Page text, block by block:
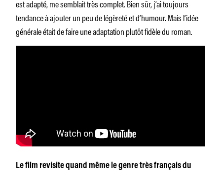
est adapté, me semblait très complet. Bien sûr, j’ai toujours
tendance à ajouter un peu de légèreté et d’humour. Mais l’idée
générale était de faire une adaptation plutôt fidèle du roman.
Le film revisite quand même le genre très français du